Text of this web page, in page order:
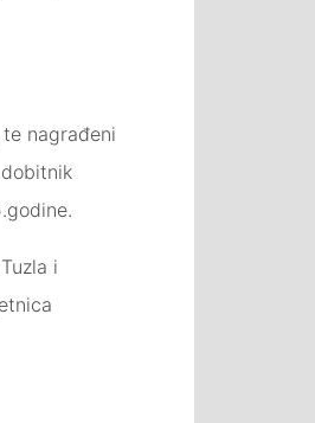
nagrađeni
i